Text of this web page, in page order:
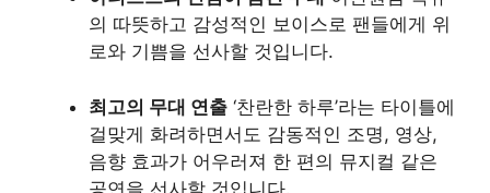
의 따뜻하고 감성적인 보이스로 팬들에게 위
로와 기쁨을 선사할 것입니다.
최고의 무대 연출 ‘찬란한 하루’라는 타이틀에
걸맞게 화려하면서도 감동적인 조명, 영상,
음향 효과가 어우러져 한 편의 뮤지컬 같은
공연을 선사할 것입니다.